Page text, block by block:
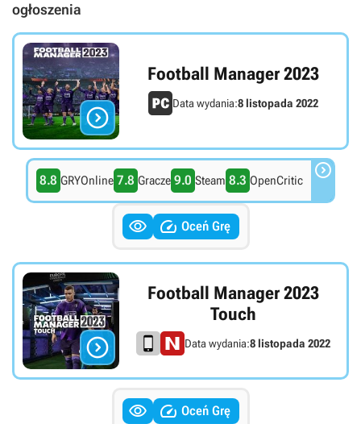
ogłoszenia

Football Manager 2023
Data wydania:8 listopada 2022
8.8 GRYOnline 7.8 Gracze 9.0 Steam 8.3 OpenCritic 
  Oceń Grę

Football Manager 2023
Touch
Data wydania:8 listopada 2022
  Oceń Grę